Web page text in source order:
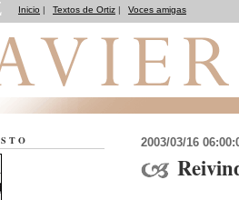
Inicio | Textos de Ortiz | Voces amigas
2003/03/16